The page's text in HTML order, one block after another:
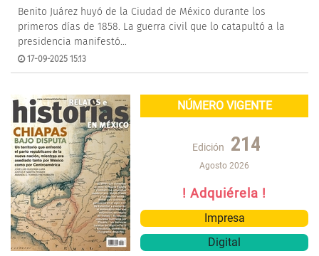
Benito Juárez huyó de la Ciudad de México durante los
primeros días de 1858. La guerra civil que lo catapultó a la
presidencia manifestó...
17-09-2025 15:13
NÚMERO VIGENTE
Edición 214
Agosto 2026
! Adquiérela !
Impresa
Digital